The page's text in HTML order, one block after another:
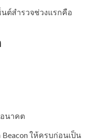
นต์สำรวจช่วงแรกคือ
อนาคต
ให้ครบก่อนเป็น